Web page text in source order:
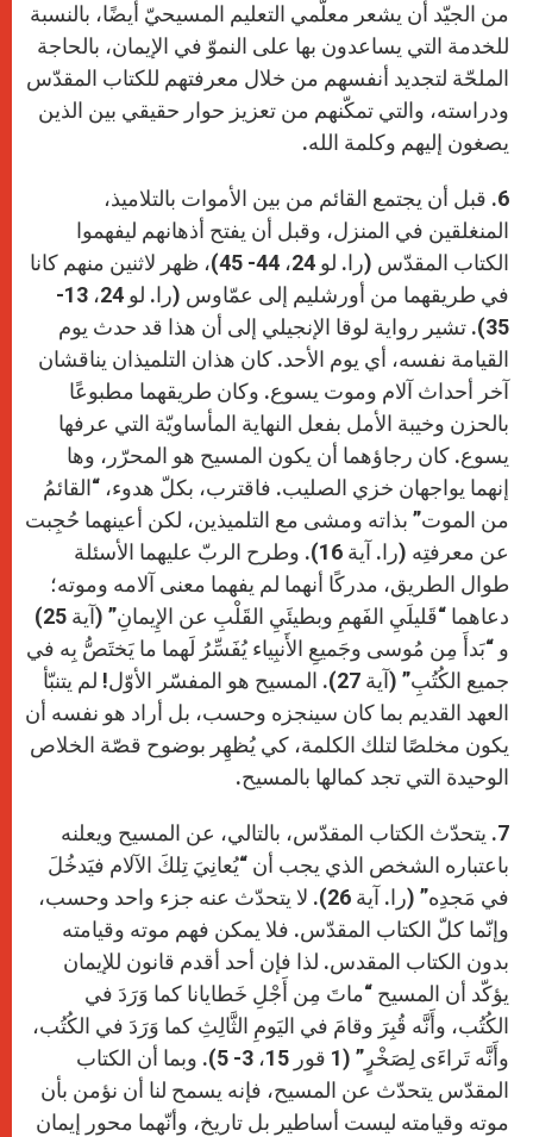
من الجيّد أن يشعر معلّمي التعليم المسيحيّ أيضًا، بالنسبة
للخدمة التي يساعدون بها على النموّ في الإيمان، بالحاجة
الملحّة لتجديد أنفسهم من خلال معرفتهم للكتاب المقدّس
ودراسته، والتي تمكّنهم من تعزيز حوار حقيقي بين الذين
يصغون إليهم وكلمة الله.
6. قبل أن يجتمع القائم من بين الأموات بالتلاميذ،
المنغلقين في المنزل، وقبل أن يفتح أذهانهم ليفهموا
الكتاب المقدّس (را. لو 24، 44- 45)، ظهر لاثنين منهم كانا
في طريقهما من أورشليم إلى عمّاوس (را. لو 24، 13-
35). تشير رواية لوقا الإنجيلي إلى أن هذا قد حدث يوم
القيامة نفسه، أي يوم الأحد. كان هذان التلميذان يناقشان
آخر أحداث آلام وموت يسوع. وكان طريقهما مطبوعًا
بالحزن وخيبة الأمل بفعل النهاية المأساويّة التي عرفها
يسوع. كان رجاؤهما أن يكون المسيح هو المحرّر، وها
إنهما يواجهان خزي الصليب. فاقترب، بكلّ هدوء، “القائمُ
من الموت” بذاته ومشى مع التلميذين، لكن أعينهما حُجِبت
عن معرفتِه (را. آية 16). وطرح الربّ عليهما الأسئلة
طوال الطريق، مدركًا أنهما لم يفهما معنى آلامه وموته؛
دعاهما “قَليلَيِ الفَهمِ وبطيئَيِ القَلْبِ عن الإِيمانِ” (آية 25)
و “بَدأَ مِن مُوسى وجَميعِ الأَنبِياء يُفَسِّرُ لَهما ما يَختَصُّ بِه في
جميع الكُتُبِ” (آية 27). المسيح هو المفسّر الأوّل! لم يتنبّأ
العهد القديم بما كان سينجزه وحسب، بل أراد هو نفسه أن
يكون مخلصًا لتلك الكلمة، كي يُظهِر بوضوح قصّة الخلاص
الوحيدة التي تجد كمالها بالمسيح.
7. يتحدّث الكتاب المقدّس، بالتالي، عن المسيح ويعلنه
باعتباره الشخص الذي يجب أن “يُعانِيَ تِلكَ الآلام فيَدخُلَ
في مَجدِه” (را. آية 26). لا يتحدّث عنه جزء واحد وحسب،
وإنّما كلّ الكتاب المقدّس. فلا يمكن فهم موته وقيامته
بدون الكتاب المقدس. لذا فإن أحد أقدم قانون للإيمان
يؤكّد أن المسيح “ماتَ مِن أَجْلِ خَطايانا كما وَرَدَ في
الكُتُب، وأَنَّه قُبِرَ وقامَ في اليَومِ الثَّالِثِ كما وَرَدَ في الكُتُب،
وأَنَّه تَراءَى لِصَخْرٍ” (1 قور 15، 3- 5). وبما أن الكتاب
المقدّس يتحدّث عن المسيح، فإنه يسمح لنا أن نؤمن بأن
موته وقيامته ليست أساطير بل تاريخ، وأنّهما محور إيمان